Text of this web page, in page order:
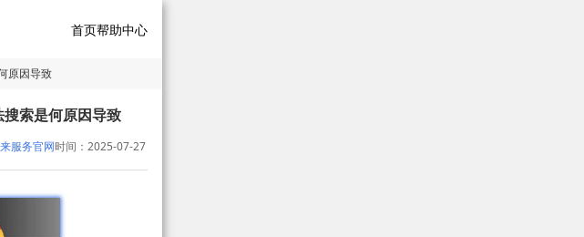
首页帮助中心
原因导致
索是何原因导致
服务官网时间：2025-07-27